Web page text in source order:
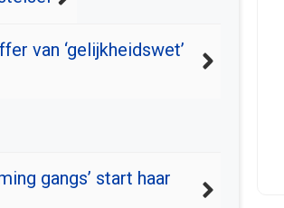
van ‘gelijkheidswet’
gangs’ start haar